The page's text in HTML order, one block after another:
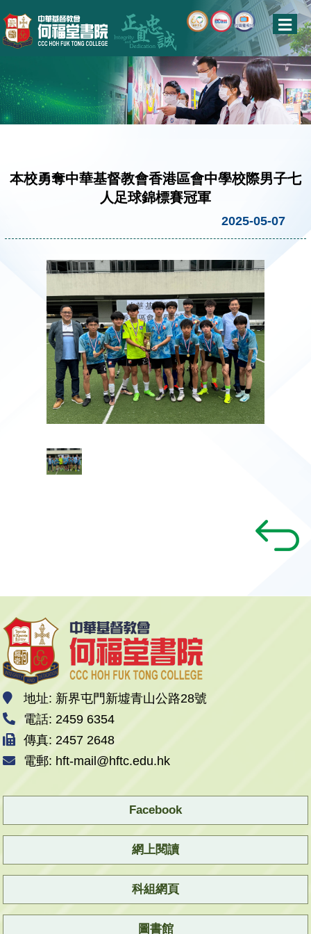
本校勇奪中華基督教會香港區會中學校際男子七
人足球錦標賽冠軍
2025-05-07
地址: 新界屯門新墟青山公路28號
電話: 2459 6354
傳真: 2457 2648
電郵: hft-mail@hftc.edu.hk
Facebook
網上閱讀
科組網頁
圖書館